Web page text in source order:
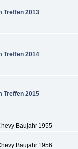
Treffen 2013
Treffen 2014
Treffen 2015
Baujahr 1955
Baujahr 1956